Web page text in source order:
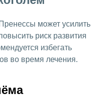
может усилить
риск развития
избегать
во время лечения.